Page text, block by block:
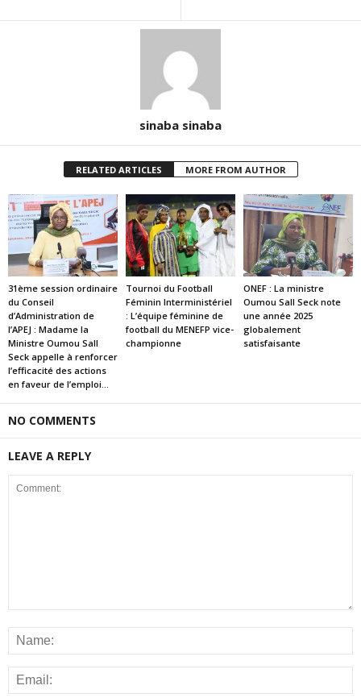
sinaba sinaba
RELATED ARTICLES MORE FROM AUTHOR
31ème session ordinaire
du Conseil
d’Administration de
l’APEJ : Madame la
Ministre Oumou Sall
Seck appelle à renforcer
l’efficacité des actions
en faveur de l’emploi...
Tournoi du Football
Féminin Interministériel
: L’équipe féminine de
football du MENEFP vice-
championne
ONEF : La ministre
Oumou Sall Seck note
une année 2025
globalement
satisfaisante
NO COMMENTS
LEAVE A REPLY